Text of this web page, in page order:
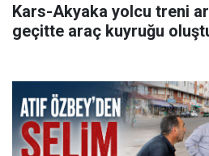
Kars-Akyaka yolcu treni
geçitte araç kuyruğu